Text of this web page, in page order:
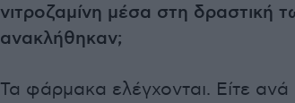
νιτροζαμίνη μέσα στη δραστική
ανακλήθηκαν;
Τα φάρμακα ελέγχονται. Είτε